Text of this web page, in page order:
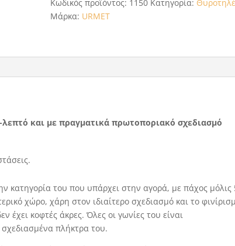
Κωδικός προϊόντος: 1150 Κατηγορία:
Μάρκα: URMET
και με πραγματικά πρωτοποριακό σχεδιασμό
κατηγορία του που υπάρχει στην αγορά, με πάχος μόλις
χώρο, χάρη στον ιδιαίτερο σχεδιασμό και το
έχει κοφτές άκρες. Όλες οι γωνίες του είναι
πλήκτρα του.